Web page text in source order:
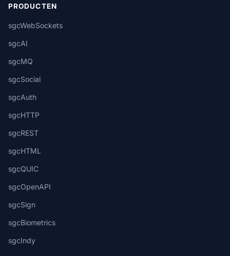
PRODUCTEN
sgcWebSockets
sgcAI
sgcMQ
sgcSocial
sgcAuth
sgcHTTP
sgcREST
sgcHTML
sgcQUIC
sgcOpenAPI
sgcSign
sgcBiometrics
sgcIndy